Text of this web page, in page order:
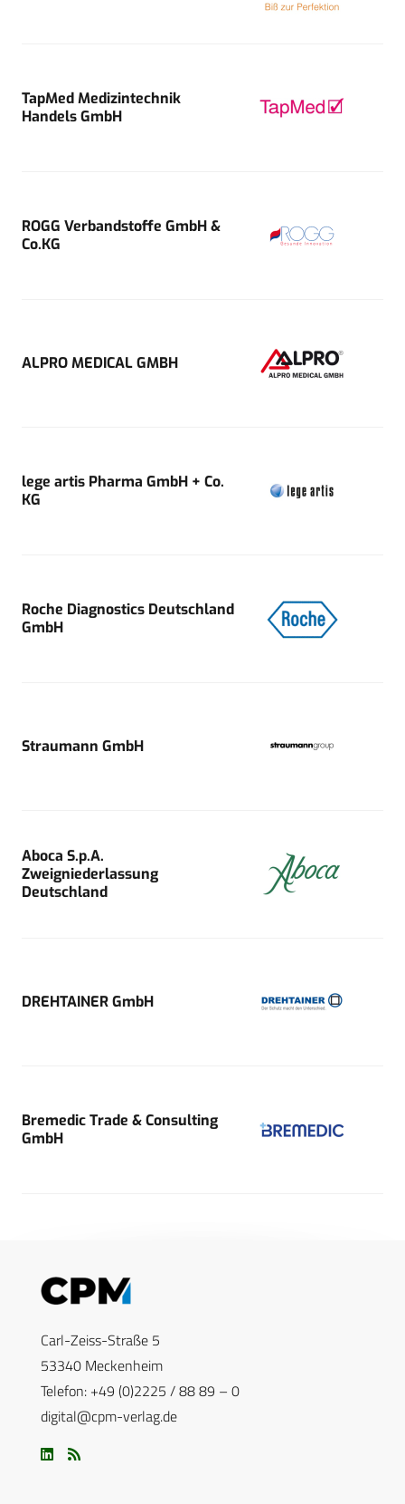
TapMed Medizintechnik
Handels GmbH
ROGG Verbandstoffe GmbH &
Co.KG
ALPRO MEDICAL GMBH
lege artis Pharma GmbH + Co.
KG
Roche Diagnostics Deutschland
GmbH
Straumann GmbH
Aboca S.p.A.
Zweigniederlassung
Deutschland
DREHTAINER GmbH
Bremedic Trade & Consulting
GmbH
Carl-Zeiss-Straße 5
53340 Meckenheim
Telefon: +49 (0)2225 / 88 89 – 0
digital@cpm-verlag.de